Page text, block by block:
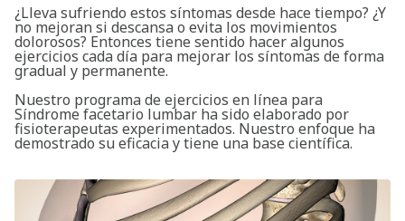
¿Lleva sufriendo estos síntomas desde hace tiempo? ¿Y
no mejoran si descansa o evita los movimientos
dolorosos? Entonces tiene sentido hacer algunos
ejercicios cada día para mejorar los síntomas de forma
gradual y permanente.
Nuestro programa de ejercicios en línea para
Síndrome facetario lumbar ha sido elaborado por
fisioterapeutas experimentados. Nuestro enfoque ha
demostrado su eficacia y tiene una base científica.